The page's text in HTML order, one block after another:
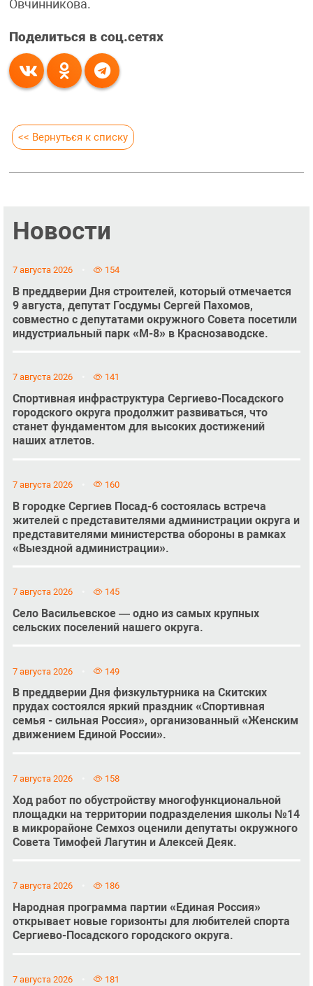
Овчинникова.
Поделиться в соц.сетях
<< Вернуться к списку
Новости
7 августа 2026 154
В преддверии Дня строителей, который отмечается
9 августа, депутат Госдумы Сергей Пахомов,
совместно с депутатами окружного Совета посетили
индустриальный парк «М-8» в Краснозаводске.
7 августа 2026 141
Спортивная инфраструктура Сергиево-Посадского
городского округа продолжит развиваться, что
станет фундаментом для высоких достижений
наших атлетов.
7 августа 2026 160
В городке Сергиев Посад-6 состоялась встреча
жителей с представителями администрации округа и
представителями министерства обороны в рамках
«Выездной администрации».
7 августа 2026 145
Село Васильевское — одно из самых крупных
сельских поселений нашего округа.
7 августа 2026 149
В преддверии Дня физкультурника на Скитских
прудах состоялся яркий праздник «Спортивная
семья - сильная Россия», организованный «Женским
движением Единой России».
7 августа 2026 158
Ход работ по обустройству многофункциональной
площадки на территории подразделения школы №14
в микрорайоне Семхоз оценили депутаты окружного
Совета Тимофей Лагутин и Алексей Деяк.
7 августа 2026 186
Народная программа партии «Единая Россия»
открывает новые горизонты для любителей спорта
Сергиево-Посадского городского округа.
7 августа 2026 181